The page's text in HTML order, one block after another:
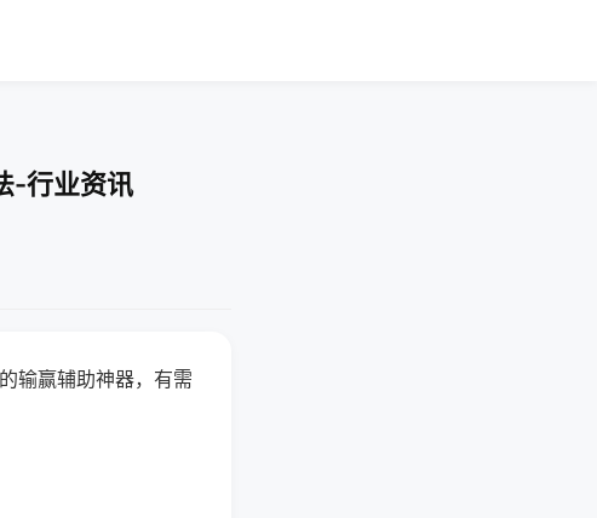
-行业资讯
输赢辅助神器，有需